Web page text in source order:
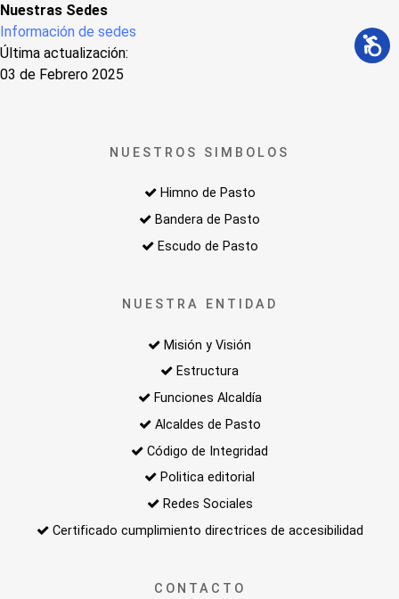
Nuestras Sedes
Información de sedes
Última actualización:
03 de Febrero 2025
NUESTROS SIMBOLOS
Himno de Pasto
Bandera de Pasto
Escudo de Pasto
NUESTRA ENTIDAD
Misión y Visión
Estructura
Funciones Alcaldía
Alcaldes de Pasto
Código de Integridad
Politica editorial
Redes Sociales
Certificado cumplimiento directrices de accesibilidad
CONTACTO